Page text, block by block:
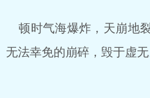
顿时气海爆炸，天崩地
无法幸免的崩碎，毁于虚无